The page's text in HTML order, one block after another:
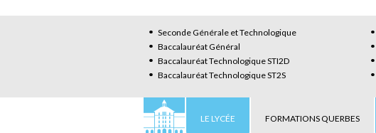
LE LYCÉE FORMATIONS QUERBES
Seconde Générale et Technologique
Baccalauréat Général
Baccalauréat Technologique STI2D
Baccalauréat Technologique ST2S